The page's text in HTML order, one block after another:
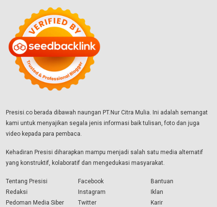
Presisi.co berada dibawah naungan PT.Nur Citra Mulia. Ini adalah semangat
kami untuk menyajikan segala jenis informasi baik tulisan, foto dan juga
video kepada para pembaca.
Kehadiran Presisi diharapkan mampu menjadi salah satu media alternatif
yang konstruktif, kolaboratif dan mengedukasi masyarakat.
Tentang Presisi
Redaksi
Pedoman Media Siber
Facebook
Instagram
Twitter
Bantuan
Iklan
Karir